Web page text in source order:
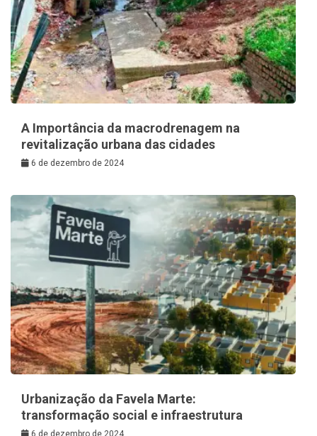
A Importância da macrodrenagem na
revitalização urbana das cidades
6 de dezembro de 2024
Urbanização da Favela Marte:
transformação social e infraestrutura
6 de dezembro de 2024